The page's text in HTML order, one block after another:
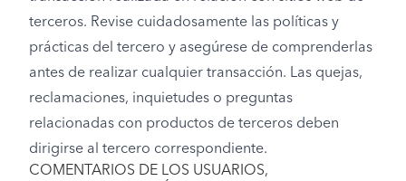
terceros. Revise cuidadosamente las políticas y
prácticas del tercero y asegúrese de comprenderlas
antes de realizar cualquier transacción. Las quejas,
reclamaciones, inquietudes o preguntas
relacionadas con productos de terceros deben
dirigirse al tercero correspondiente.
COMENTARIOS DE LOS USUARIOS,